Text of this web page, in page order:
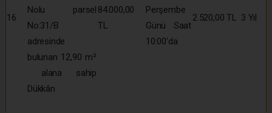
16
Nolu parsel
No:31/B
adresinde
bulunan 12,90 m²
alana sahip
Dükkân
84.000,00
TL
Perşembe
Günü Saat
10:00’da
2.520,00 TL 3 Yıl